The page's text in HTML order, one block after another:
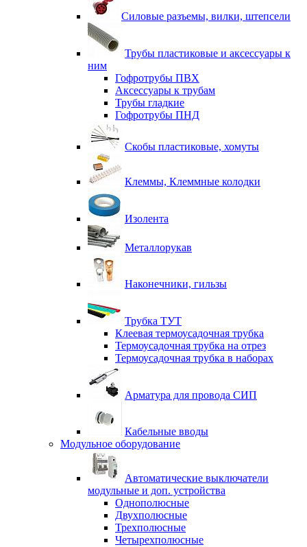
Силовые разъемы, вилки, штепсели
Трубы пластиковые и аксессуары к
ним
Гофротрубы ПВХ
Аксессуары к трубам
Трубы гладкие
Гофротрубы ПНД
Скобы пластиковые, хомуты
Клеммы, Клеммные колодки
Изолента
Металлорукав
Наконечники, гильзы
Трубка ТУТ
Клеевая термоусадочная трубка
Термоусадочная трубка на отрез
Термоусадочная трубка в наборах
Арматура для провода СИП
Кабельные вводы
Модульное оборудование
Автоматические выключатели
модульные и доп. устройства
Однополюсные
Двухполюсные
Трехполюсные
Четырехполюсные